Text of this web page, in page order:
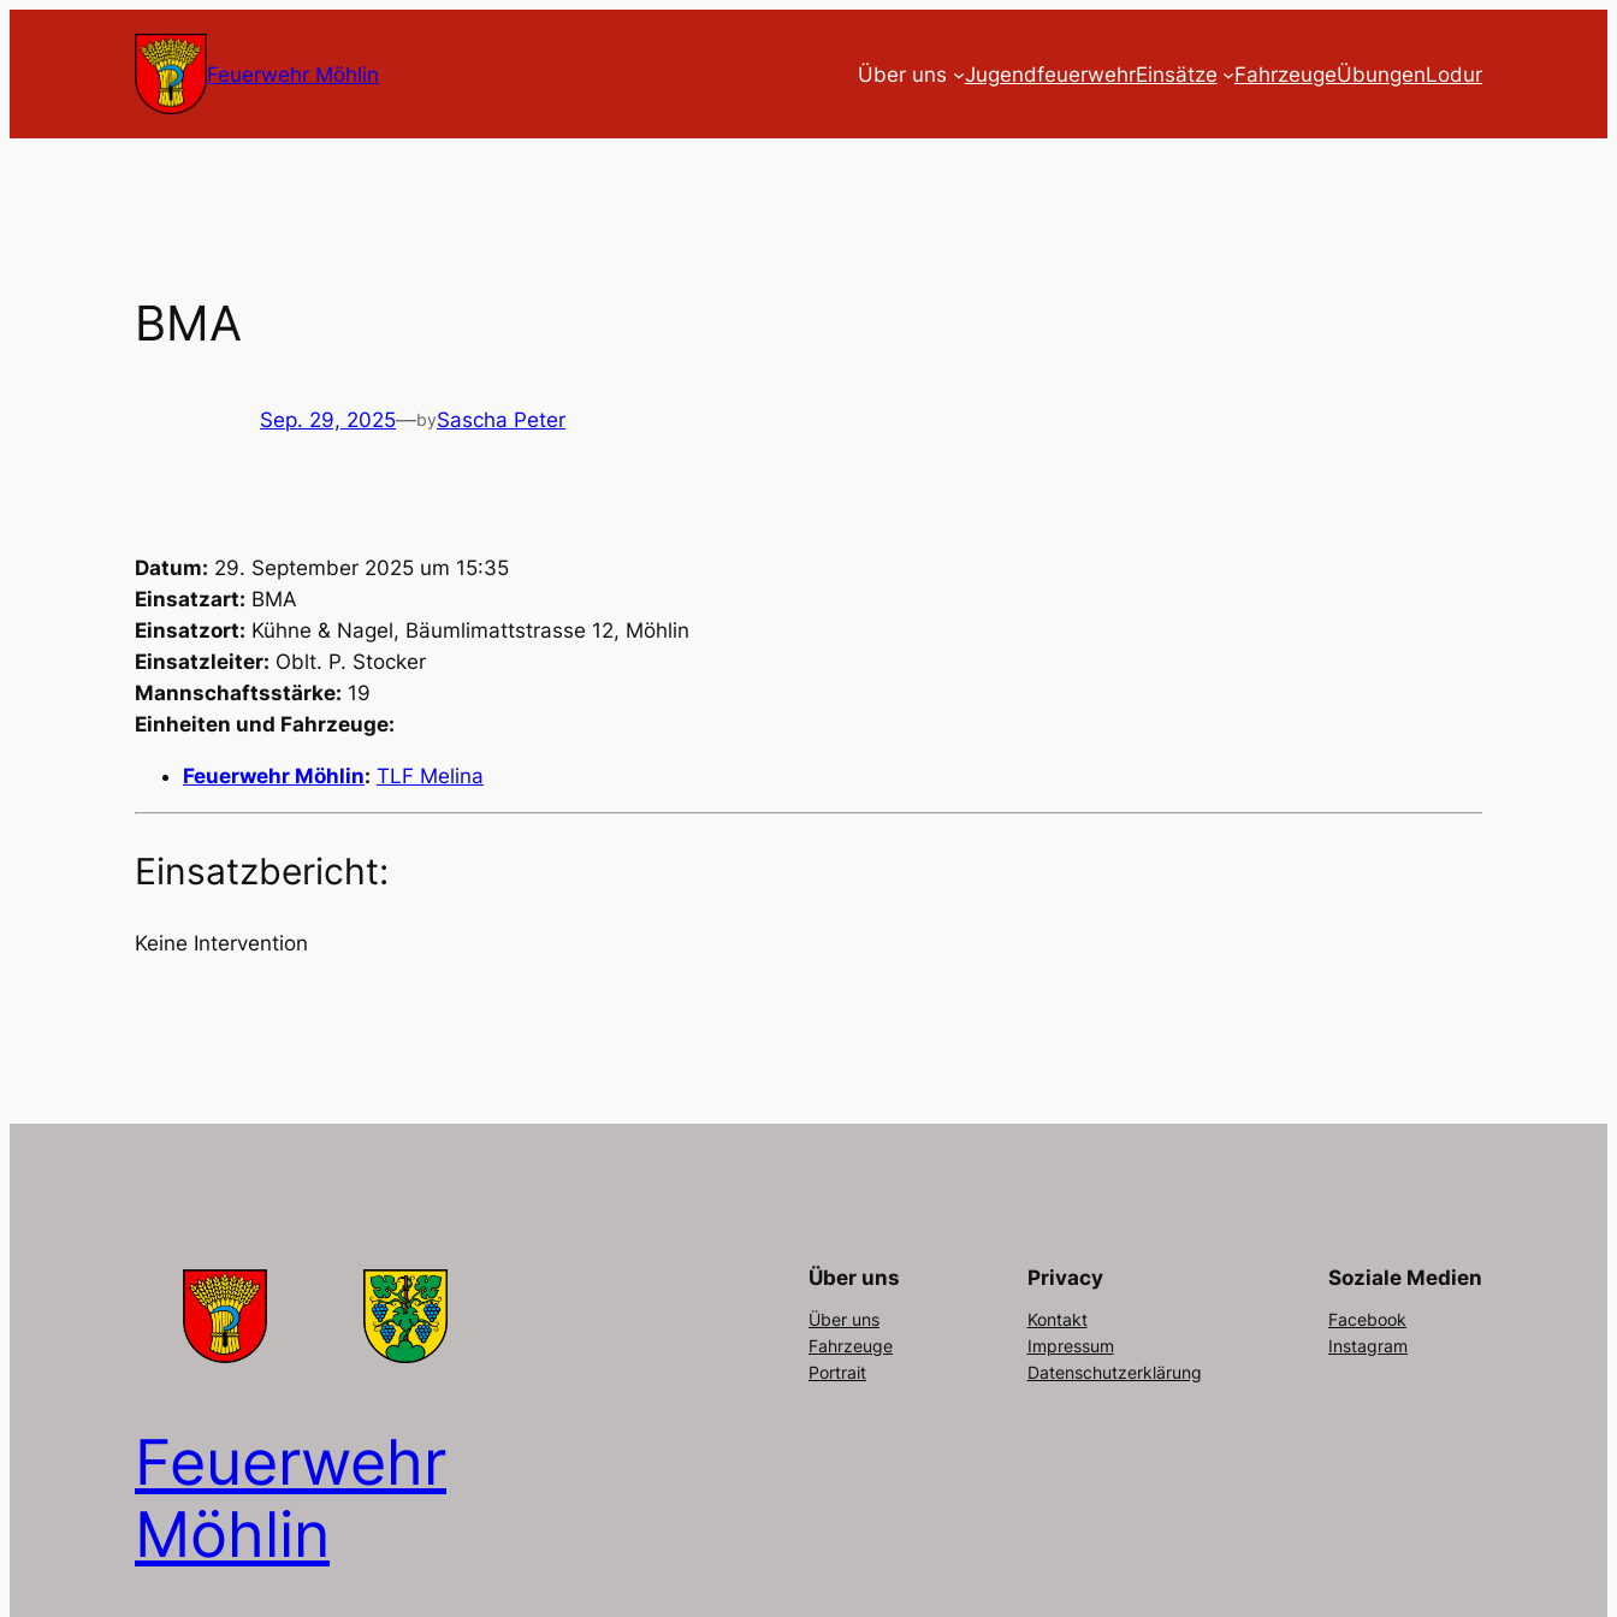
Feuerwehr Möhlin Über uns JugendfeuerwehrEinsätze FahrzeugeÜbungenLodur
BMA
Sep. 29, 2025—bySascha Peter
Datum: 29. September 2025 um 15:35
Einsatzart: BMA
Einsatzort: Kühne & Nagel, Bäumlimattstrasse 12, Möhlin
Einsatzleiter: Oblt. P. Stocker
Mannschaftsstärke: 19
Einheiten und Fahrzeuge:
Feuerwehr Möhlin: TLF Melina
Einsatzbericht:
Keine Intervention
Feuerwehr
Möhlin
Über uns
Über uns
Fahrzeuge
Portrait
Privacy
Kontakt
Impressum
Datenschutzerklärung
Soziale Medien
Facebook
Instagram